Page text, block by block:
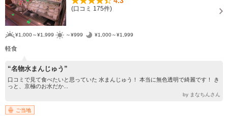
(口コミ 175件)
¥1,000～¥1,999 ～¥999 ¥1,000～¥1,999
軽食
“名物水まんじゅう”
口コミで見て食べたいと思っていた 水まんじゅう！ 本当に無色透明で綺麗です！ き
っと、京極のお水だか...
by まなちんさん
ご当地